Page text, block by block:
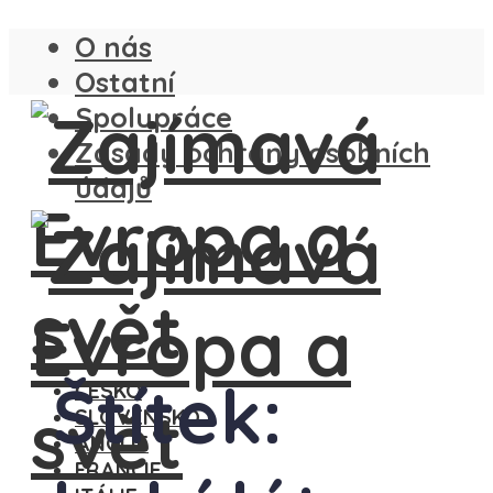
O nás
Ostatní
Spolupráce
Zásady ochrany osobních
údajů
ČESKO
SLOVENSKO
ANGLIE
FRANCIE
Štítek: